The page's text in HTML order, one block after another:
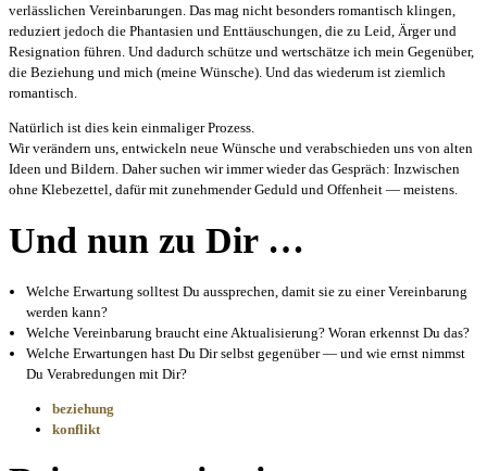
verlässlichen Vereinbarungen. Das mag nicht besonders romantisch klingen,
reduziert jedoch die Phantasien und Enttäuschungen, die zu Leid, Ärger und
Resignation führen. Und dadurch schütze und wertschätze ich mein Gegenüber,
die Beziehung und mich (meine Wünsche). Und das wiederum ist ziemlich
romantisch.
Natürlich ist dies kein einmaliger Prozess.
Wir verändern uns, entwickeln neue Wünsche und verabschieden uns von alten
Ideen und Bildern. Daher suchen wir immer wieder das Gespräch: Inzwischen
ohne Klebezettel, dafür mit zunehmender Geduld und Offenheit — meistens.
Und nun zu Dir …
Welche Erwartung solltest Du aussprechen, damit sie zu einer Vereinbarung
werden kann?
Welche Vereinbarung braucht eine Aktualisierung? Woran erkennst Du das?
Welche Erwartungen hast Du Dir selbst gegenüber — und wie ernst nimmst
Du Verabredungen mit Dir?
beziehung
konflikt